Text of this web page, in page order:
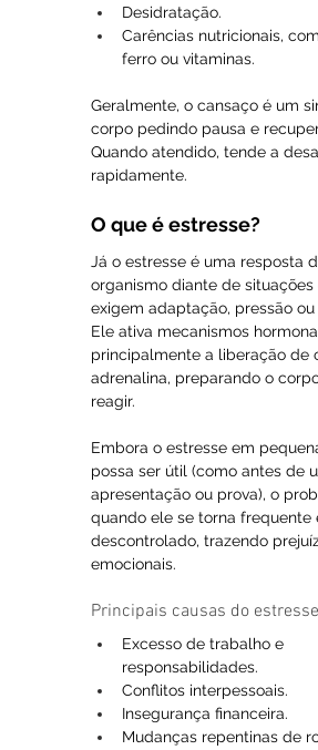
Desidratação.
Carências nutricionais,
ferro ou vitaminas.
Geralmente, o cansaço é um
corpo pedindo pausa e
Quando atendido, tende a
rapidamente.
O que é estresse?
Já o estresse é uma resposta
organismo diante de situações
exigem adaptação, pressão ou
Ele ativa mecanismos
principalmente a liberação de
adrenalina, preparando o
reagir.
Embora o estresse em
possa ser útil (como antes de
apresentação ou prova), o
quando ele se torna frequente
descontrolado, trazendo
emocionais.
Principais causas do
Excesso de trabalho e
responsabilidades.
Conflitos interpessoais.
Insegurança financeira.
Mudanças repentinas de